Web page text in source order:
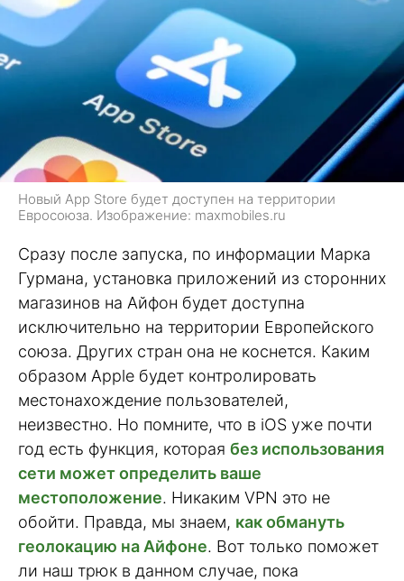
Новый App Store будет доступен на территории
Евросоюза. Изображение: maxmobiles.ru
Сразу после запуска, по информации Марка
Гурмана, установка приложений из сторонних
магазинов на Айфон будет доступна
исключительно на территории Европейского
союза. Других стран она не коснется. Каким
образом Apple будет контролировать
местонахождение пользователей,
неизвестно. Но помните, что в iOS уже почти
год есть функция, которая без использования
сети может определить ваше
местоположение. Никаким VPN это не
обойти. Правда, мы знаем, как обмануть
геолокацию на Айфоне. Вот только поможет
ли наш трюк в данном случае, пока